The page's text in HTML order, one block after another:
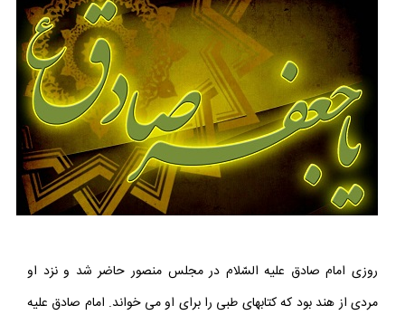
روزى امام صادق عليه السّلام در مجلس منصور حاضر شد و نزد او
مردى از هند بود كه كتابهاى طبى را براى او مى‏ خواند. امام صادق عليه